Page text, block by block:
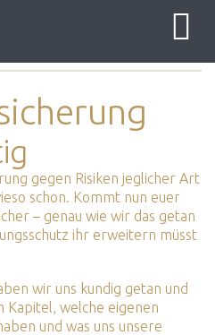
gegen Risiken jeglicher Art
schon. Kommt nun euer
– genau wie wir das getan
ihr erweitern müsst
wir uns kundig getan und
Kapitel, welche eigenen
und was uns unsere